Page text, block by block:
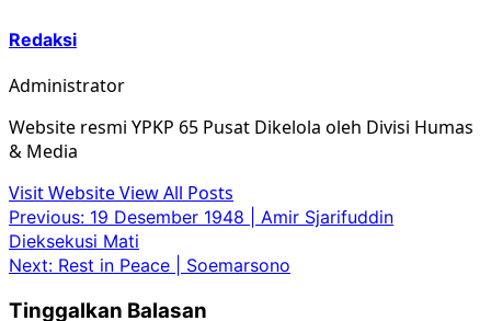
Redaksi
Administrator
Website resmi YPKP 65 Pusat Dikelola oleh Divisi Humas
& Media
Visit WebsiteView All Posts
Post
navigation
Previous: 19 Desember 1948 | Amir Sjarifuddin
Dieksekusi Mati
Next: Rest in Peace | Soemarsono
Tinggalkan Balasan